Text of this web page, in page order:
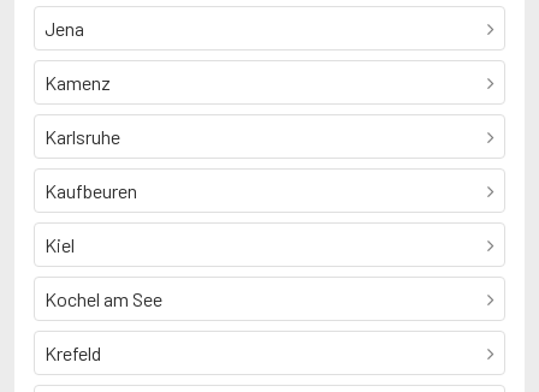
Jena
Kamenz
Karlsruhe
Kaufbeuren
Kiel
Kochel am See
Krefeld